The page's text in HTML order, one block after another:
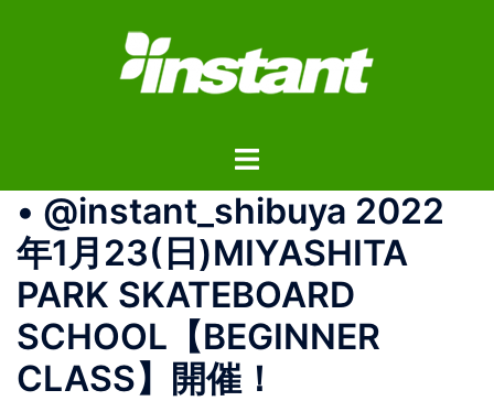
ス
ト
ル
メ
ニ
ュ
ー
• @instant_shibuya 2022
年1月23(日)MIYASHITA
PARK SKATEBOARD
SCHOOL【BEGINNER
CLASS】開催！